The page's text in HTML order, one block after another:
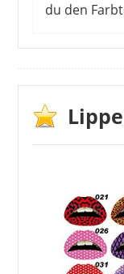
du den
Die Kunden
darauf hin,
exakt
On-System
kann
überzeugt
Vorteile